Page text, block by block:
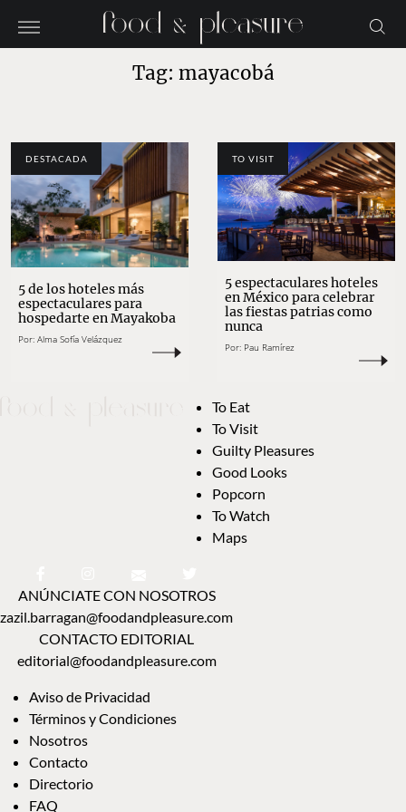
Tag: mayacobá
DESTACADA
5 de los hoteles más
espectaculares para
hospedarte en Mayakoba
Por: Alma Sofía Velázquez
TO VISIT
5 espectaculares hoteles
en México para celebrar
las fiestas patrias como
nunca
Por: Pau Ramírez
To Eat
To Visit
Guilty Pleasures
Good Looks
Popcorn
To Watch
Maps
ANÚNCIATE CON NOSOTROS
zazil.barragan@foodandpleasure.com
CONTACTO EDITORIAL
editorial@foodandpleasure.com
Aviso de Privacidad
Términos y Condiciones
Nosotros
Contacto
Directorio
FAQ